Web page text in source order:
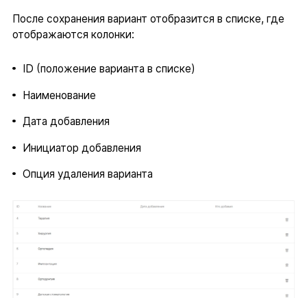
После сохранения вариант отобразится в списке, где
отображаются колонки:
ID (положение варианта в списке)
Наименование
Дата добавления
Инициатор добавления
Опция удаления варианта